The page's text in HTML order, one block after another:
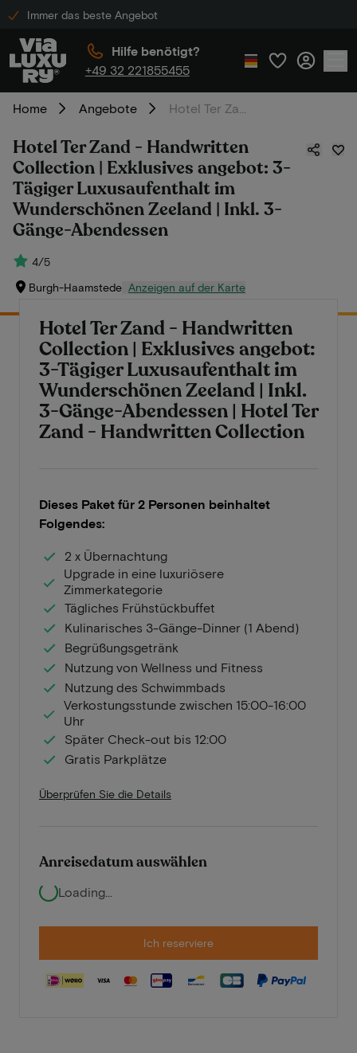
Immer das beste Angebot
Hilfe benötigt?
+49 32 221855455
Home Angebote
Hotel Ter Zand - Handwritten
Collection | Exklusives angebot: 3-
Tägiger Luxusaufenthalt im
Wunderschönen Zeeland | Inkl. 3-
Gänge-Abendessen
4/5
Burgh-Haamstede Anzeigen auf der Karte
Hotel Ter Zand - Handwritten
Collection | Exklusives angebot:
3-Tägiger Luxusaufenthalt im
Wunderschönen Zeeland | Inkl.
3-Gänge-Abendessen | Hotel Ter
Zand - Handwritten Collection
Dieses Paket für 2 Personen beinhaltet
Folgendes:
2 x Übernachtung
Upgrade in eine luxuriösere
Zimmerkategorie
Tägliches Frühstückbuffet
Kulinarisches 3-Gänge-Dinner (1 Abend)
Begrüßungsgetränk
Nutzung von Wellness und Fitness
Nutzung des Schwimmbads
Verkostungsstunde zwischen 15:00-16:00
Uhr
Später Check-out bis 12:00
Gratis Parkplätze
Überprüfen Sie die Details
Anreisedatum auswählen
Loading...
Ich reserviere